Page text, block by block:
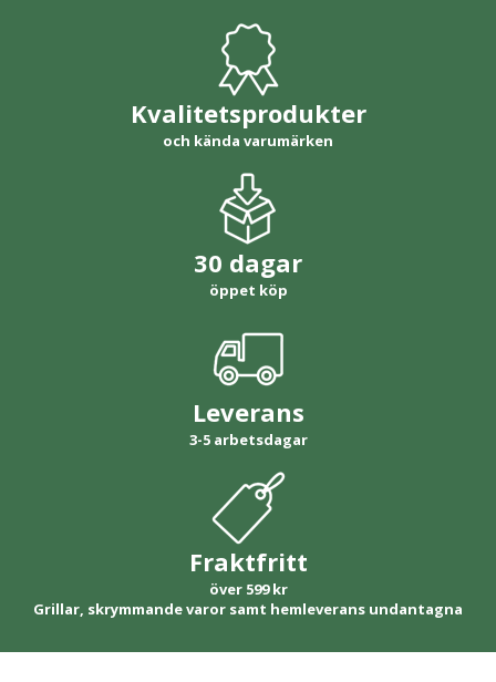
Kvalitetsprodukter
och kända varumärken
30 dagar
öppet köp
Leverans
3-5 arbetsdagar
Fraktfritt
över 599 kr
Grillar, skrymmande varor samt hemleverans undantagna